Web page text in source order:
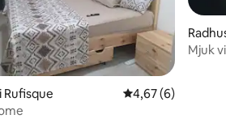
betyg, 56 omdömen
Rufisque 4,67 av 5 i
4,67 (6)
Mjuk